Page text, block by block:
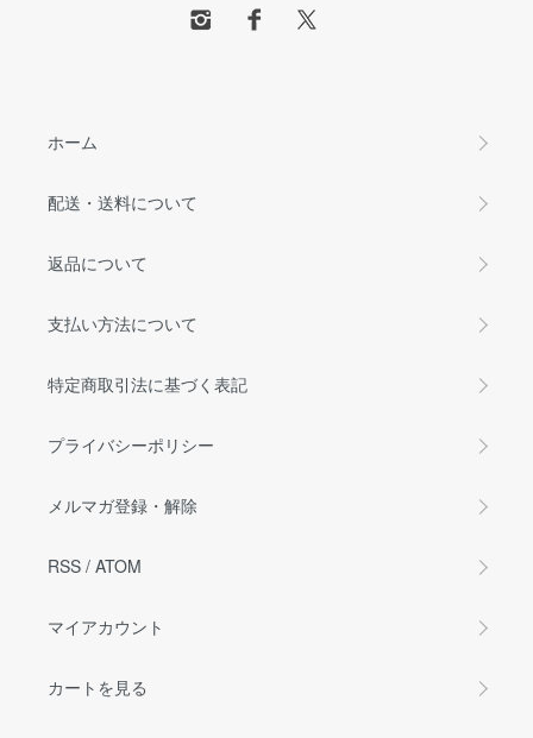
ホーム
配送・送料について
返品について
支払い方法について
特定商取引法に基づく表記
プライバシーポリシー
メルマガ登録・解除
RSS / ATOM
マイアカウント
カートを見る